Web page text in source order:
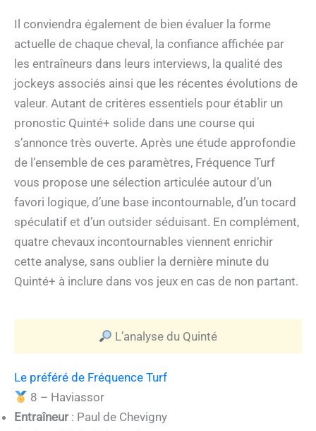
Il conviendra également de bien évaluer la forme
actuelle de chaque cheval, la confiance affichée par
les entraîneurs dans leurs interviews, la qualité des
jockeys associés ainsi que les récentes évolutions de
valeur. Autant de critères essentiels pour établir un
pronostic Quinté+ solide dans une course qui
s’annonce très ouverte. Après une étude approfondie
de l’ensemble de ces paramètres, Fréquence Turf
vous propose une sélection articulée autour d’un
favori logique, d’une base incontournable, d’un tocard
spéculatif et d’un outsider séduisant. En complément,
quatre chevaux incontournables viennent enrichir
cette analyse, sans oublier la dernière minute du
Quinté+ à inclure dans vos jeux en cas de non partant.
L’analyse du Quinté
Le préféré de Fréquence Turf
8 – Haviassor
Entraîneur: Paul de Chevigny